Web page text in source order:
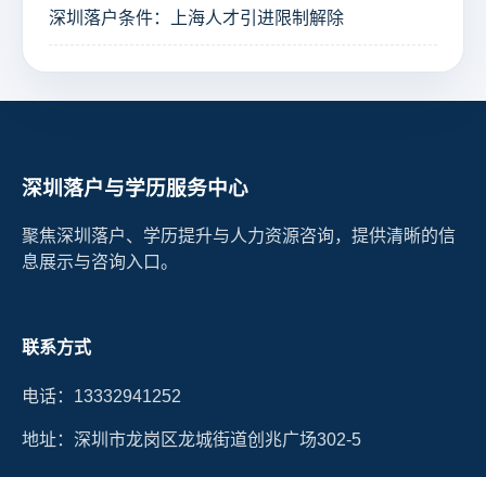
深圳落户条件：上海人才引进限制解除
深圳落户与学历服务中心
聚焦深圳落户、学历提升与人力资源咨询，提供清晰的信
息展示与咨询入口。
联系方式
电话：13332941252
地址：深圳市龙岗区龙城街道创兆广场302-5